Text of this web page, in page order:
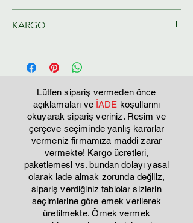
olarak hazırlanacaktır.
KARGO
Lütfen sipariş vermeden önce
açıklamaları ve İADE koşullarını
okuyarak sipariş veriniz. Resim ve
çerçeve seçiminde yanlış kararlar
vermeniz firmamıza maddi zarar
vermekte! Kargo ücretleri,
paketlemesi vs. bundan dolayı yasal
olarak iade almak zorunda değiliz,
sipariş verdiğiniz tablolar sizlerin
seçimlerine göre emek verilerek
üretilmekte. Örnek vermek